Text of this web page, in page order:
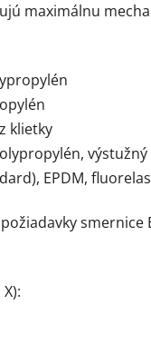
maximálnu
klietky
EPDM,
smernice